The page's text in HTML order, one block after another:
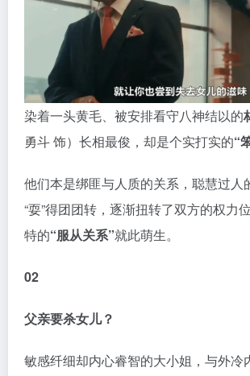
染着一头黄毛、被安排看守八神结以的
勇斗 饰）长相最俊，却是个实打实的“
他们本是绑匪与人质的关系，聪慧过人
“耍”得团团转，逐渐扭转了双方的权
特的“服从关系”就此萌生。
02
父亲要杀女儿？
敏感纤细却内心睿智的大小姐，与外冷